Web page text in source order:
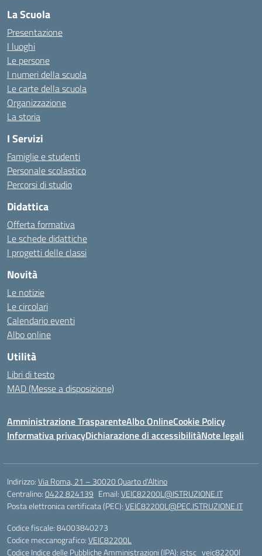
La Scuola
Presentazione
I luoghi
Le persone
I numeri della scuola
Le carte della scuola
Organizzazione
La storia
I Servizi
Famiglie e studenti
Personale scolastico
Percorsi di studio
Didattica
Offerta formativa
Le schede didattiche
I progetti delle classi
Novità
Le notizie
Le circolari
Calendario eventi
Albo online
Utilità
Libri di testo
MAD (Messe a disposizione)
Amministrazione TrasparenteAlbo OnlineCookie Policy
Informativa privacyDichiarazione di accessibilitàNote legali
Indirizzo:Via Roma, 21 – 30020 Quarto d'Altino
Centralino:0422 824139 Email:VEIC82200L@ISTRUZIONE.IT
Posta elettronica certificata (PEC):VEIC82200L@PEC.ISTRUZIONE.IT
Codice fiscale: 84003840273
Codice meccanografico:VEIC82200L
Codice Indice delle Pubbliche Amministrazioni (IPA): istsc_veic82200l